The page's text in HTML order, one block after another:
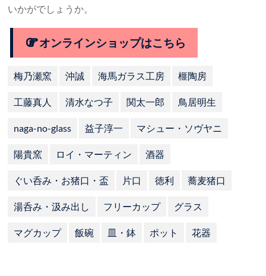
いかがでしょうか。
オンラインショップはこちら
梅乃瀬窯 沖誠 海馬ガラス工房 榧陶房
工藤真人 清水なつ子 関太一郎 鳥居明生
naga-no-glass 益子淳一 マシュー・ソヴヤニ
陽貴窯 ロイ・マーティン 酒器
ぐい呑み・お猪口・盃 片口 徳利 蕎麦猪口
湯呑み・汲み出し フリーカップ グラス
マグカップ 飯碗 皿・鉢 ポット 花器